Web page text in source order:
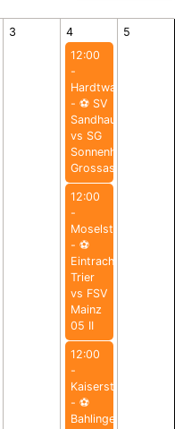
3
4
12:00
-
Hardtwaldstadion
- ⚽️ SV
Sandhausen
vs SG
Sonnenhof
Grossaspach
12:00
-
Moselstadion
- ⚽️
Eintracht
Trier
vs FSV
Mainz
05 II
12:00
-
Kaiserstuhlstadion
- ⚽️
Bahlinger
5